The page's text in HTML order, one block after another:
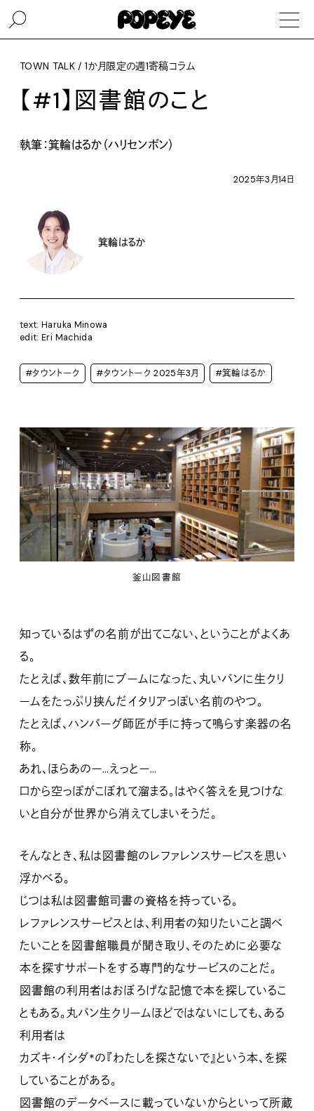
TOWN TALK / 1か月限定の週1寄稿コラム
【#1】図書館のこと
執筆：箕輪はるか（ハリセンボン）
2025年3月14日
箕輪はるか
text: Haruka Minowa
edit: Eri Machida
#タウントーク #タウントーク 2025年3月 #箕輪はるか
釜山図書館
知っているはずの名前が出てこない、ということがよくあ
る。
たとえば、数年前にブームになった、丸いパンに生クリ
ームをたっぷり挟んだイタリアっぽい名前のやつ。
たとえば、ハンバーグ師匠が手に持って鳴らす楽器の名
称。
あれ、ほらあのー…えっとー…
口から空っぽがこぼれて溜まる。はやく答えを見つけな
いと自分が世界から消えてしまいそうだ。
そんなとき、私は図書館のレファレンスサービスを思い
浮かべる。
じつは私は図書館司書の資格を持っている。
レファレンスサービスとは、利用者の知りたいこと調べ
たいことを図書館職員が聞き取り、そのために必要な
本を探すサポートをする専門的なサービスのことだ。
図書館の利用者はおぼろげな記憶で本を探しているこ
ともある。丸パン生クリームほどではないにしても、ある
利用者は
カズキ・イシダ*の『わたしを探さないで』という本、を探
していることがある。
図書館のデータベースに載っていないからといって所蔵